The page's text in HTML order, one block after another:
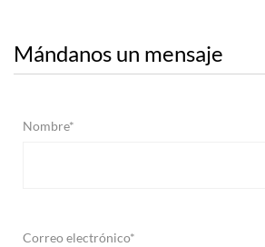
Mándanos un mensaje
Nombre*
Correo electrónico*